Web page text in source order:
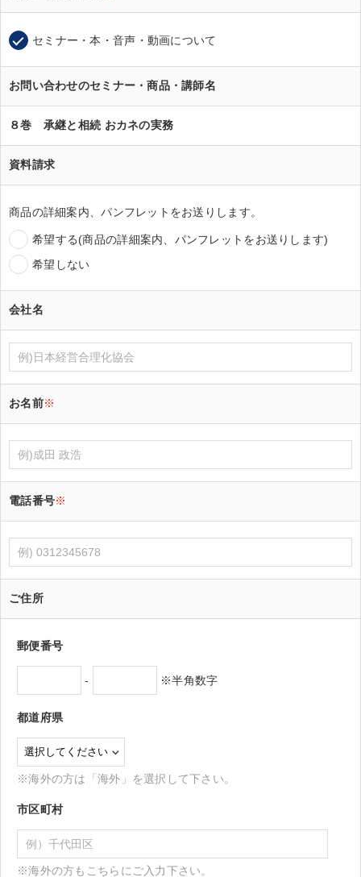
セミナー・本・音声・動画について
お問い合わせのセミナー・商品・講師名
８巻 承継と相続 おカネの実務
資料請求
商品の詳細案内、パンフレットをお送りします。
希望する(商品の詳細案内、パンフレットをお送りします)
希望しない
会社名
お名前※
電話番号※
ご住所
郵便番号
- ※半角数字
都道府県
※海外の方は「海外」を選択して下さい。
市区町村
※海外の方もこちらにご入力下さい。